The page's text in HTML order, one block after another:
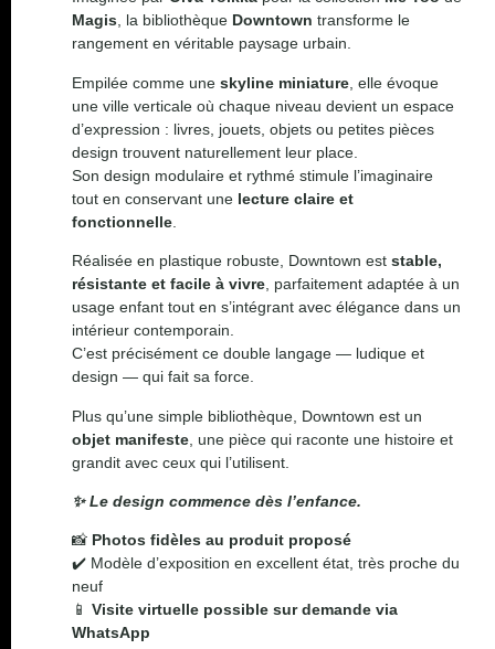
Magis, la bibliothèque Downtown transforme le
rangement en véritable paysage urbain.
Empilée comme une skyline miniature , elle évoque
une ville verticale où chaque niveau devient un espace
d’expression : livres, jouets, objets ou petites pièces
design trouvent naturellement leur place.
Son design modulaire et rythmé stimule l’imaginaire
tout en conservant une lecture claire et
fonctionnelle
Réalisée en plastique robuste, Downtown est stable,
résistante et facile à vivre , parfaitement adaptée à un
usage enfant tout en s’intégrant avec élégance dans un
intérieur contemporain.
C’est précisément ce double langage — ludique et
design — qui fait sa force.
Plus qu’une simple bibliothèque, Downtown est un
objet manifeste , une pièce qui raconte une histoire et
grandit avec ceux qui l’utilisent.
✨ Le design commence dès l’enfance.
📸 Photos fidèles au produit proposé
✔️ Modèle d’exposition en excellent état, très proche du
neuf
📱 Visite virtuelle possible sur demande via
WhatsApp